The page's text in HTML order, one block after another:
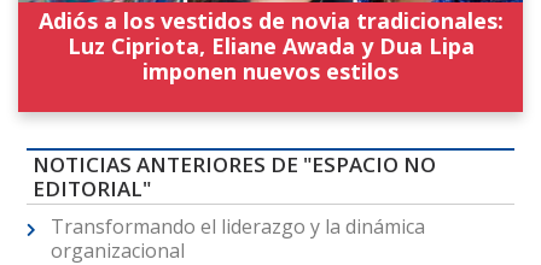
Adiós a los vestidos de novia tradicionales:
Luz Cipriota, Eliane Awada y Dua Lipa
imponen nuevos estilos
NOTICIAS ANTERIORES DE "ESPACIO NO
EDITORIAL"
Transformando el liderazgo y la dinámica
organizacional